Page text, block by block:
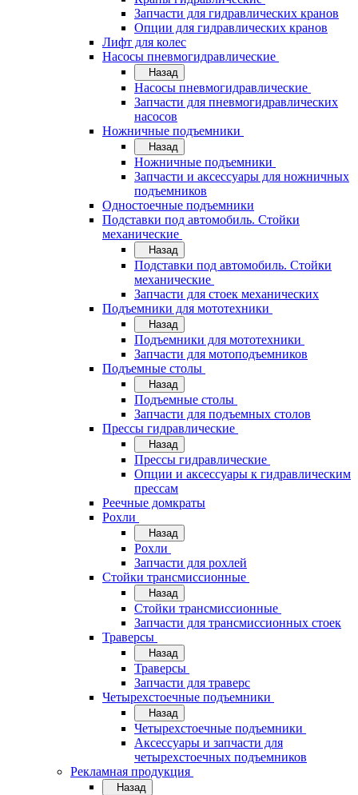
Запчасти для гидравлических кранов
Опции для гидравлических кранов
Лифт для колес
Насосы пневмогидравлические
Назад
Насосы пневмогидравлические
Запчасти для пневмогидравлических
насосов
Ножничные подъемники
Назад
Ножничные подъемники
Запчасти и аксессуары для ножничных
подъемников
Одностоечные подъемники
Подставки под автомобиль. Стойки
механические
Назад
Подставки под автомобиль. Стойки
механические
Запчасти для стоек механических
Подъемники для мототехники
Назад
Подъемники для мототехники
Запчасти для мотоподъемников
Подъемные столы
Назад
Подъемные столы
Запчасти для подъемных столов
Прессы гидравлические
Назад
Прессы гидравлические
Опции и аксессуары к гидравлическим
прессам
Реечные домкраты
Рохли
Назад
Рохли
Запчасти для рохлей
Стойки трансмиссионные
Назад
Стойки трансмиссионные
Запчасти для трансмиссионных стоек
Траверсы
Назад
Траверсы
Запчасти для траверс
Четырехстоечные подъемники
Назад
Четырехстоечные подъемники
Аксессуары и запчасти для
четырехстоечных подъемников
Рекламная продукция
Назад